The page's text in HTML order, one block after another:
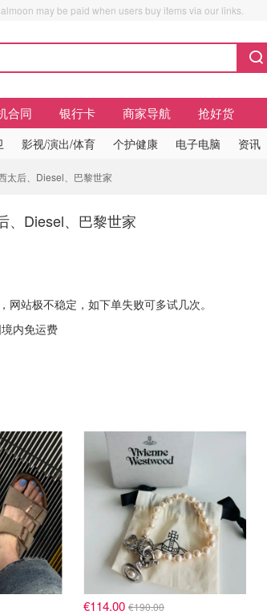
may be paid when users buy items via our links.
合同 银行卡 商家导航 抢好货
影视/演出/体育 个护健康 电子电脑 资讯
太后、Diesel、巴黎世家
、Diesel、巴黎世家
网站极不稳定，如下单失败可多试几次。
内免运费
€114.00 €190.00